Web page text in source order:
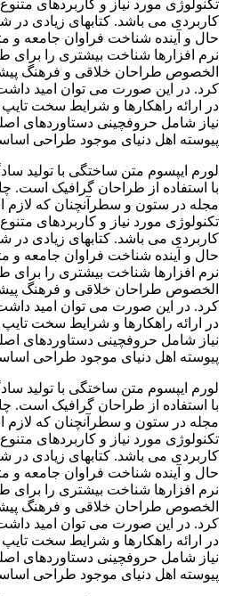
تکنولوژی مورد نیاز و کاربردهای
کاربردی می باشد. کتابهای زیادی
حال و آینده شناخت فراوان جامعه و
نرم افزارها شناخت بیشتری را برای
الخصوص طراحان خلاقی و فرهنگ
کرد. در این صورت می توان امید
در ارائه راهکارها و شرایط سخت
نیاز شامل حروفچینی دستاوردهای
پیوسته اهل دنیای موجود طراحی
لورم ایپسوم متن ساختگی با تولید
با استفاده از طراحان گرافیک است.
مجله در ستون و سطرآنچنان که
تکنولوژی مورد نیاز و کاربردهای
کاربردی می باشد. کتابهای زیادی
حال و آینده شناخت فراوان جامعه و
نرم افزارها شناخت بیشتری را برای
الخصوص طراحان خلاقی و فرهنگ
کرد. در این صورت می توان امید
در ارائه راهکارها و شرایط سخت
نیاز شامل حروفچینی دستاوردهای
پیوسته اهل دنیای موجود طراحی
لورم ایپسوم متن ساختگی با تولید
با استفاده از طراحان گرافیک است.
مجله در ستون و سطرآنچنان که
تکنولوژی مورد نیاز و کاربردهای
کاربردی می باشد. کتابهای زیادی
حال و آینده شناخت فراوان جامعه و
نرم افزارها شناخت بیشتری را برای
الخصوص طراحان خلاقی و فرهنگ
کرد. در این صورت می توان امید
در ارائه راهکارها و شرایط سخت
نیاز شامل حروفچینی دستاوردهای
پیوسته اهل دنیای موجود طراحی